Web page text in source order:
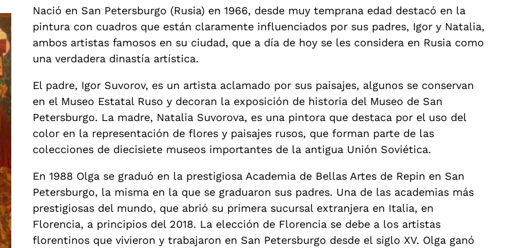
Nació en San Petersburgo (Rusia) en 1966, desde muy temprana edad destacó en la
pintura con cuadros que están claramente influenciados por sus padres, Igor y Natalia,
ambos artistas famosos en su ciudad, que a día de hoy se les considera en Rusia como
una verdadera dinastía artística.
El padre, Igor Suvorov, es un artista aclamado por sus paisajes, algunos se conservan
en el Museo Estatal Ruso y decoran la exposición de historia del Museo de San
Petersburgo. La madre, Natalia Suvorova, es una pintora que destaca por el uso del
color en la representación de flores y paisajes rusos, que forman parte de las
colecciones de diecisiete museos importantes de la antigua Unión Soviética.
En 1988 Olga se graduó en la prestigiosa Academia de Bellas Artes de Repin en San
Petersburgo, la misma en la que se graduaron sus padres. Una de las academias más
prestigiosas del mundo, que abrió su primera sucursal extranjera en Italia, en
Florencia, a principios del 2018. La elección de Florencia se debe a los artistas
florentinos que vivieron y trabajaron en San Petersburgo desde el siglo XV. Olga ganó